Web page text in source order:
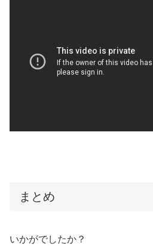
まとめ
いかがでしたか？